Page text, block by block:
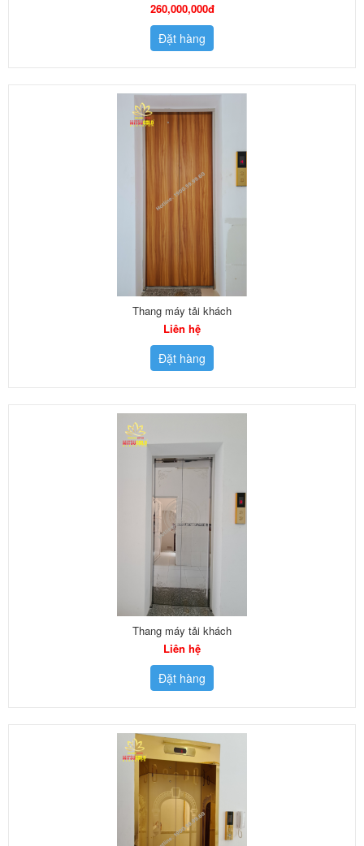
260,000,000đ
Đặt hàng
Thang máy tải khách
Liên hệ
Đặt hàng
Thang máy tải khách
Liên hệ
Đặt hàng